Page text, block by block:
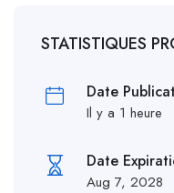
STATISTIQUES
Date
Il y a 1 heure
Date
Aug 7, 2028